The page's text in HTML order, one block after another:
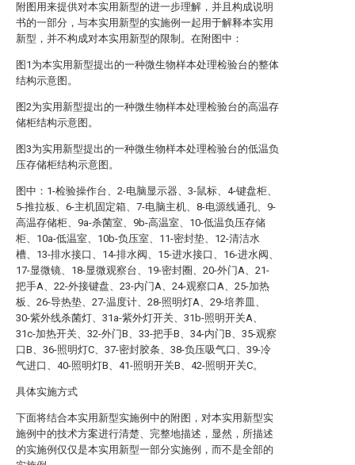
附图用来提供对本实用新型的进一步理解，并且构成说明
书的一部分，与本实用新型的实施例一起用于解释本实用
新型，并不构成对本实用新型的限制。在附图中：
图1为本实用新型提出的一种微生物样本处理检验台的整体
结构示意图。
图2为实用新型提出的一种微生物样本处理检验台的高温存
储柜结构示意图。
图3为实用新型提出的一种微生物样本处理检验台的低温负
压存储柜结构示意图。
图中：1-检验操作台、2-电脑显示器、3-鼠标、4-键盘柜、
5-推拉板、6-主机固定箱、7-电脑主机、8-电源线通孔、9-
高温存储柜、9a-杀菌室、9b-高温室、10-低温负压存储
柜、10a-低温室、10b-负压室、11-密封垫、12-清洁水
槽、13-排水接口、14-排水阀、15-进水接口、16-进水阀、
17-显微镜、18-显微观察台、19-密封圈、20-外门A、21-
把手A、22-外接键盘、23-内门A、24-观察口A、25-加热
板、26-导热垫、27-温度计、28-照明灯A、29-培养皿、
30-紫外线杀菌灯、31a-紫外灯开关、31b-照明开关A、
31c-加热开关、32-外门B、33-把手B、34-内门B、35-观察
口B、36-照明灯C、37-密封胶条、38-负压吸气口、39-冷
气进口、40-照明灯B、41-照明开关B、42-照明开关C。
具体实施方式
下面将结合本实用新型实施例中的附图，对本实用新型实
施例中的技术方案进行清楚、完整地描述，显然，所描述
的实施例仅仅是本实用新型一部分实施例，而不是全部的